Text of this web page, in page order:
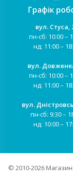
Графік
вул. Стуса,
пн-сб: 10:00 –
нд: 11:00 –
вул.
пн-сб: 10:00 –
нд: 11:00 –
вул.
пн-сб: 9:30 –
нд: 10:00 –
© 2010-2026